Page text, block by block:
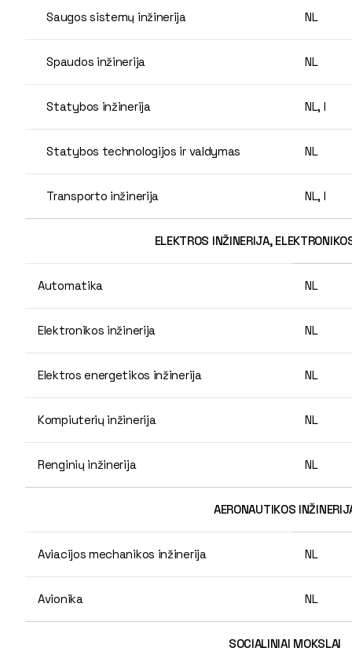
Saugos sistemų inžinerija NL
Spaudos inžinerija NL
Statybos inžinerija NL, I
Statybos technologijos ir valdymas NL
Transporto inžinerija NL, I
ELEKTROS INŽINERIJA,
Automatika NL
Elektronikos inžinerija NL
Elektros energetikos inžinerija NL
Kompiuterių inžinerija NL
Renginių inžinerija NL
AERONAUTIKOS
Aviacijos mechanikos inžinerija NL
Avionika NL
SOCIALINIAI MOKSLAI